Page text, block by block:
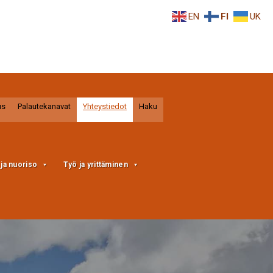
Palautekanavat Yhteystiedot Haku
nuoriso Työ ja yrittäminen
EN FI UK